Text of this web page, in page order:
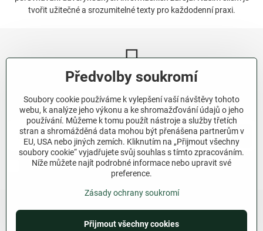
tvořit užitečné a srozumitelné texty pro každodenní praxi.
Newsletter
Odebírat naše novinky:
Odebírat
Chci se přihlásit k odběru novinek e-mailem.
Předvolby soukromí
Soubory cookie používáme k vylepšení vaší návštěvy tohoto
webu, k analýze jeho výkonu a ke shromažďování údajů o jeho
používání. Můžeme k tomu použít nástroje a služby třetích
stran a shromážděná data mohou být přenášena partnerům v
EU, USA nebo jiných zemích. Kliknutím na „Přijmout všechny
soubory cookie“ vyjadřujete svůj souhlas s tímto zpracováním.
Níže můžete najít podrobné informace nebo upravit své
preference.
Zásady ochrany soukromí
Přijmout všechny cookies